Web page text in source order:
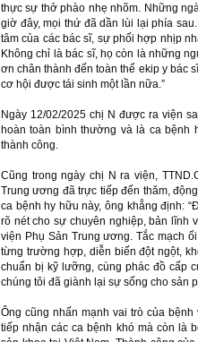
thực sự thở phào nhẹ nhõm. Những
giờ đây, mọi thứ đã dần lùi lại phía
tâm của các bác sĩ, sự phối hợp nhịp
Không chỉ là bác sĩ, họ còn là những
ơn chân thành đến toàn thể ekip y bác
cơ hội được tái sinh một lần nữa.”
Ngày 12/02/2025 chị N được ra viện
hoàn toàn bình thường và là ca
thành công.
Cũng trong ngày chị N ra viện,
Trung ương đã trực tiếp đến thăm,
ca bệnh hy hữu này, ông khẳng định:
rõ nét cho sự chuyên nghiệp, bản lĩnh
viện Phụ Sản Trung ương. Tắc mạch
từng trường hợp, diễn biến đột ngột,
chuẩn bị kỹ lưỡng, cùng phác đồ cấp
chúng tôi đã giành lại sự sống cho sản
Ông cũng nhấn mạnh vai trò của
tiếp nhận các ca bệnh khó mà còn là